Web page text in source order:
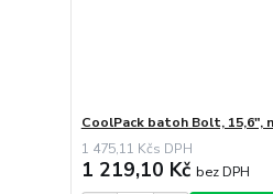
CoolPack batoh Bolt, 15,6",
1 475,11 Kč
1 219,10 Kč bez DPH